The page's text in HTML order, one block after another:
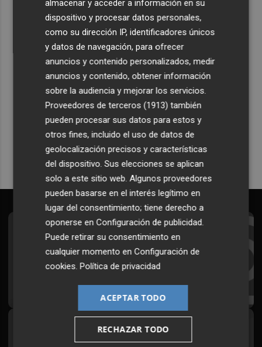
Recibe toda la actualidad de
Plaza Podcast en tu correo
Quiero suscribirme
Suscríbete al Boletín
Todos los días a primera hora en tu email
¡Quiero suscribirme!
Síguenos en redes
almacenar y acceder a información en su
dispositivo y procesar datos personales,
como su dirección IP, identificadores únicos
y datos de navegación, para ofrecer
anuncios y contenido personalizados, medir
anuncios y contenido, obtener información
sobre la audiencia y mejorar los servicios.
Proveedores de terceros (1913) también
pueden procesar sus datos para estos y
otros fines, incluido el uso de datos de
geolocalización precisos y características
del dispositivo. Sus elecciones se aplican
solo a este sitio web. Algunos proveedores
pueden basarse en el interés legítimo en
lugar del consentimiento; tiene derecho a
oponerse enConfiguración de publicidad
Puede retirar su consentimiento en
cualquier momento enConfiguración de
cookies .Política de privacidad
ACEPTAR TODO
RECHAZAR TODO